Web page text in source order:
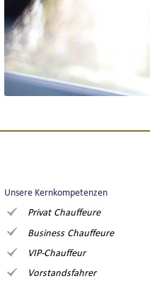
Unsere Kernkompetenzen
Privat Chauffeure
Business Chauffeure
VIP-Chauffeur
Vorstandsfahrer